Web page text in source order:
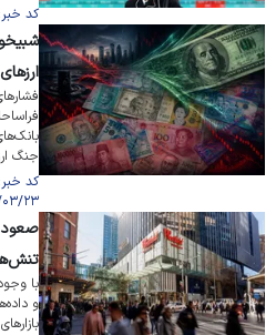
کد خبر: ۱۸۴۲۸۳ تاریخ انتشار : ۱۴۰۵/۰۳/۳۱
جنگ
۱۴۰۵/
صعود
با
و